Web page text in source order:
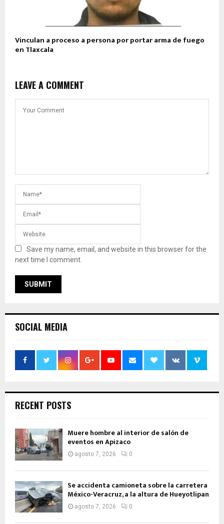
Vinculan a proceso a persona por portar arma de fuego
en Tlaxcala
LEAVE A COMMENT
Save my name, email, and website in this browser for the
next time I comment.
SOCIAL MEDIA
RECENT POSTS
Muere hombre al interior de salón de
eventos en Apizaco
agosto 7, 2026 0
Se accidenta camioneta sobre la carretera
México-Veracruz, a la altura de Hueyotlipan
agosto 7, 2026 0